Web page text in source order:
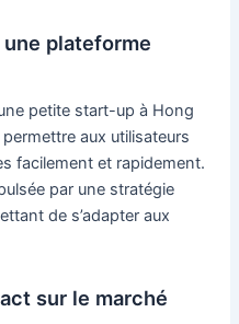
plateforme
petite start-up à Hong
aux utilisateurs
facilement et rapidement.
par une stratégie
de s’adapter aux
sur le marché